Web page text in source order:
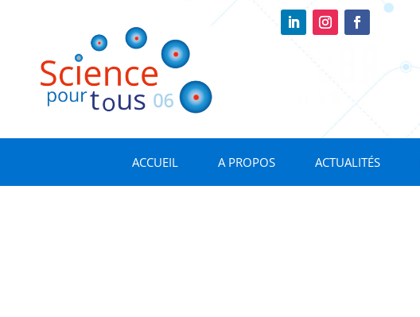
ACCUEIL A PROPOS ACTUALITÉS